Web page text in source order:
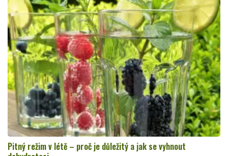
Pitný režim v létě – proč je důležitý a jak se vyhnout